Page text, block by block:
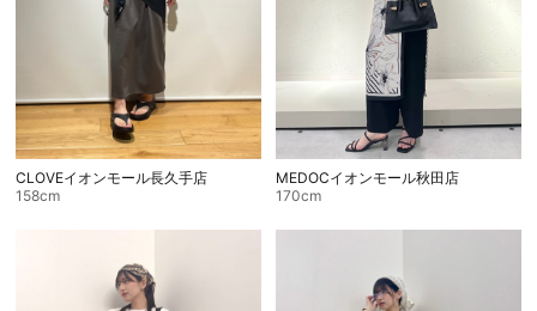
CLOVEイオンモール長久手店
158cm
MEDOCイオンモール秋田店
170cm